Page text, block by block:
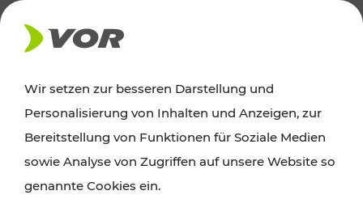
AKTUELLES
Ausflugstipps
Wien, Niederösterreich und das Burgenland
Wir setzen zur besseren Darstellung und
Personalisierung von Inhalten und Anzeigen, zur
Bereitstellung von Funktionen für Soziale Medien
sowie Analyse von Zugriffen auf unsere Website so
genannte Cookies ein.